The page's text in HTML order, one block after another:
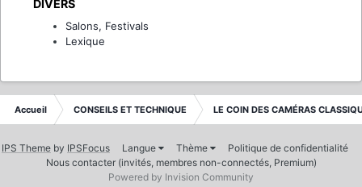
DIVERS
Salons, Festivals
Lexique
Accueil CONSEILS ET TECHNIQUE LE COIN DES CAMÉRAS
IPS Theme by IPSFocus Langue Thème
Politique de confidentialité
Nous contacter (invités, membres non-connectés, Premium)
Powered by Invision Community